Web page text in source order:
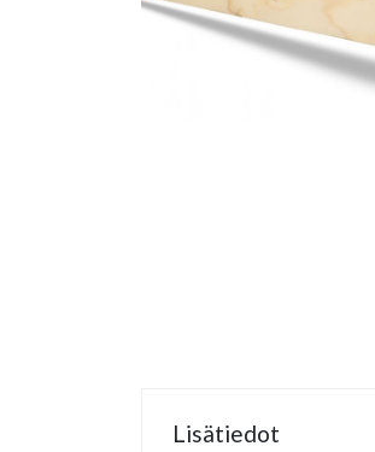
Lisätiedot